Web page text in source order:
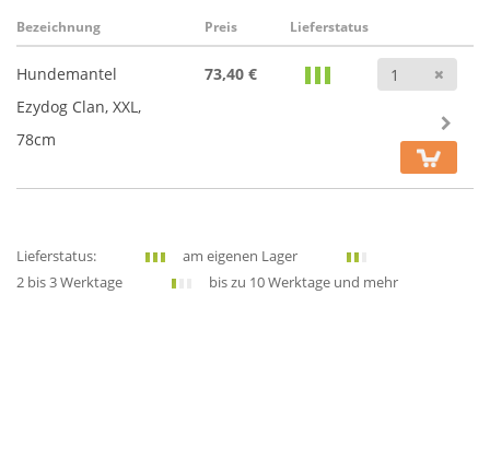
Bezeichnung Preis Lieferstatus
Hundemantel
Ezydog Clan, XXL,
78cm
73,40 €
Lieferstatus:
am eigenen Lager
2 bis 3 Werktage
bis zu 10 Werktage und mehr